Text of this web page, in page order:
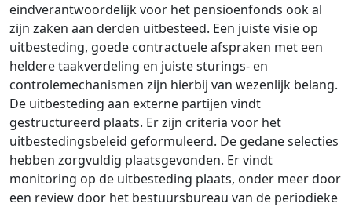
eindverantwoordelijk voor het pensioenfonds ook al
zijn zaken aan derden uitbesteed. Een juiste visie op
uitbesteding, goede contractuele afspraken met een
heldere taakverdeling en juiste sturings-­ en
controlemechanismen zijn hierbij van wezenlijk belang.
De uitbesteding aan externe partijen vindt
gestructureerd plaats. Er zijn criteria voor het
uitbestedingsbeleid geformuleerd. De gedane selecties
hebben zorgvuldig plaatsgevonden. Er vindt
monitoring op de uitbesteding plaats, onder meer door
een review door het bestuursbureau van de periodieke